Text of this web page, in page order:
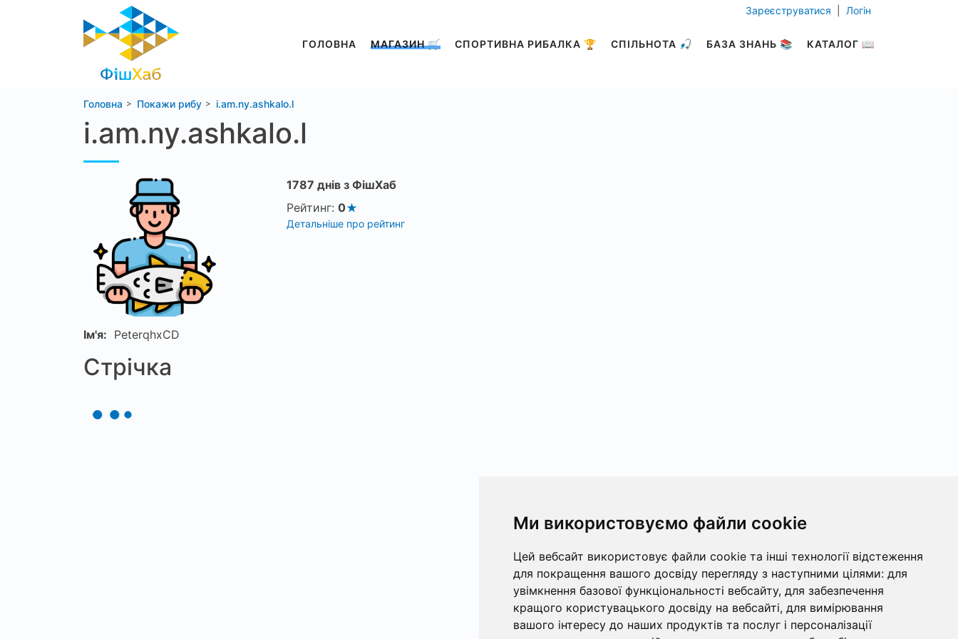
Ми використовуємо файли cookie
Цей вебсайт використовує файли cookie та інші технології відстеження
для покращення вашого досвіду перегляду з наступними цілями: для
увімкнення базової функціональності вебсайту, для забезпечення
кращого користувацького досвіду на вебсайті, для вимірювання
вашого інтересу до наших продуктів та послуг і персоналізації
ГОЛОВНА МАГАЗИН 🛒 СПОРТИВНА РИБАЛКА 🏆 СПІЛЬНОТА 🎣 БАЗА ЗНАНЬ 📚 КАТАЛОГ 📖
Зареєструватися Логін
Головна Покажи рибу i.am.ny.ashkalo.l
i.am.ny.ashkalo.l
1787 днів з ФішХаб
Рейтинг: 0
Детальніше про рейтинг
Ім'я: PeterqhxCD
Стрічка